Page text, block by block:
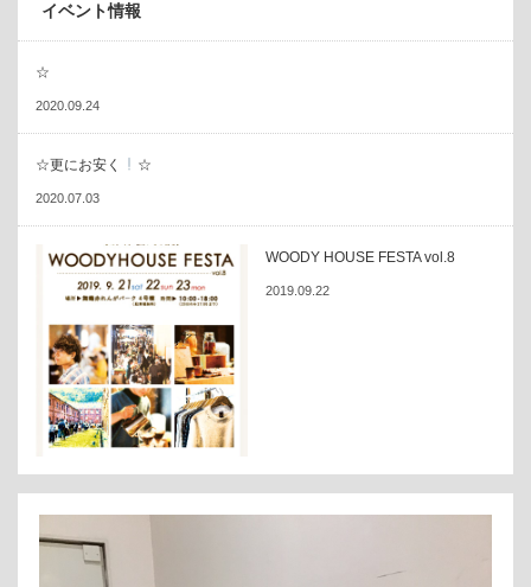
イベント情報
☆
2020.09.24
☆更にお安く ☆
2020.07.03
WOODY HOUSE FESTA vol.8
2019.09.22